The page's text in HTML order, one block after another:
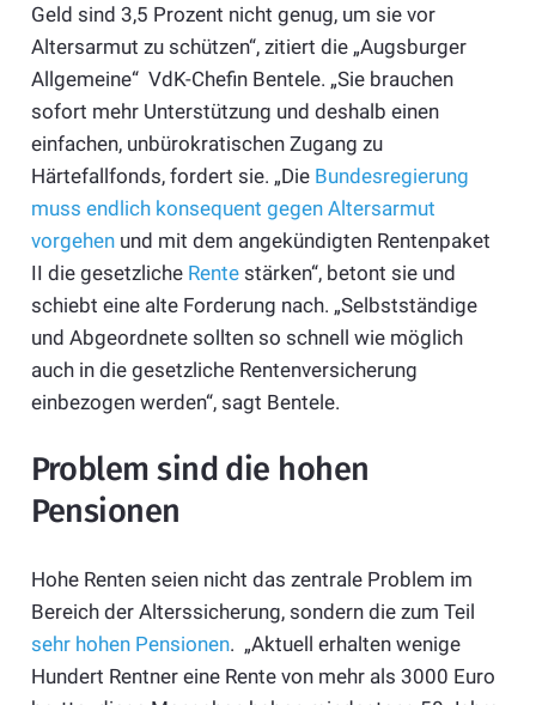
Geld sind 3,5 Prozent nicht genug, um sie vor
Altersarmut zu schützen“, zitiert die „Augsburger
Allgemeine“ VdK-Chefin Bentele. „Sie brauchen
sofort mehr Unterstützung und deshalb einen
einfachen, unbürokratischen Zugang zu
Härtefallfonds, fordert sie. „Die Bundesregierung
muss endlich konsequent gegen Altersarmut
vorgehenund mit dem angekündigten Rentenpaket
II die gesetzliche Rentestärken“, betont sie und
schiebt eine alte Forderung nach. „Selbstständige
und Abgeordnete sollten so schnell wie möglich
auch in die gesetzliche Rentenversicherung
einbezogen werden“, sagt Bentele.
Problem sind die hohen
Pensionen
Hohe Renten seien nicht das zentrale Problem im
Bereich der Alterssicherung, sondern die zum Teil
sehr hohen Pensionen. „Aktuell erhalten wenige
Hundert Rentner eine Rente von mehr als 3000 Euro